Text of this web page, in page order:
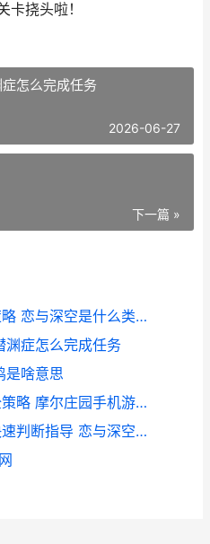
卡挠头啦！
怎么完成任务
2026-06-27
下一篇 »
恋和深空新人思念培养策略 恋与深空是什么类型游戏
渊症怎么完成任务
是啥意思
摩尔庄园手机游戏卖牛全策略 摩尔庄园手机游戏怎么玩
恋和深空五星思念星谱快速判断指导 恋与深空手游